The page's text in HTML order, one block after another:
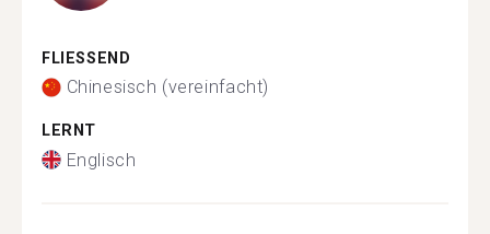
FLIESSEND
Chinesisch (vereinfacht)
LERNT
Englisch